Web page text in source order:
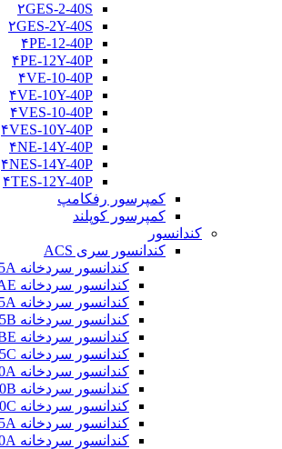
۲GES-2-40S
۲GES-2Y-40S
۴PE-12-40P
۴PE-12Y-40P
۴VE-10-40P
۴VE-10Y-40P
۴VES-10-40P
۴VES-10Y-40P
۴NE-14Y-40P
۴NES-14Y-40P
۴TES-12Y-40P
کمپرسور رفکامپ
کمپرسور کوپلند
کندانسور
کندانسور سری ACS
کندانسور سردخانه ACS-135A
کندانسور سردخانه ACS-135AE
کندانسور سردخانه ACS-145A
کندانسور سردخانه ACS-145B
کندانسور سردخانه ACS-145BE
کندانسور سردخانه ACS-145C
کندانسور سردخانه ACS-150A
کندانسور سردخانه ACS-150B
کندانسور سردخانه ACS-150C
کندانسور سردخانه ACS-245A
کندانسور سردخانه ACS-250A